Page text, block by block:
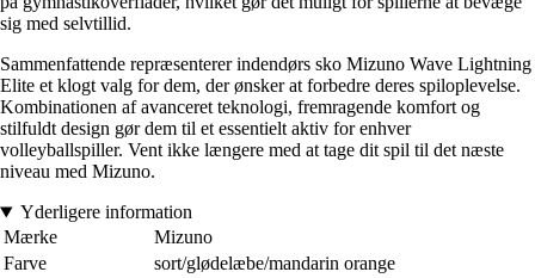
sig med selvtillid.
Sammenfattende repræsenterer indendørs sko Mizuno Wave Lightning
Elite et klogt valg for dem, der ønsker at forbedre deres spiloplevelse.
Kombinationen af avanceret teknologi, fremragende komfort og
stilfuldt design gør dem til et essentielt aktiv for enhver
volleyballspiller. Vent ikke længere med at tage dit spil til det næste
niveau med Mizuno.
Yderligere information
Mærke
Mizuno
Farve
sort/glødelæbe/mandarin orange